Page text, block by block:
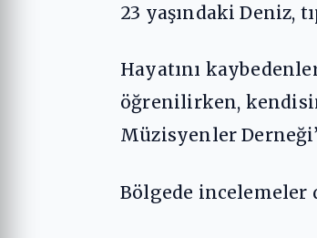
23 yaşındaki Deniz,
Hayatını
öğrenilirken,
Müzisyenler
Bölgede incelemeler